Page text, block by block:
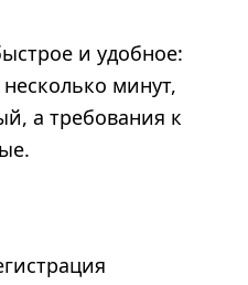
и удобное:
минут,
а требования к